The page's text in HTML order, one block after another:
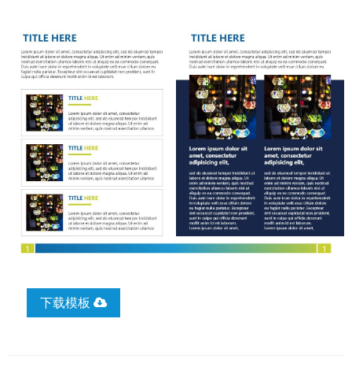
下载模板